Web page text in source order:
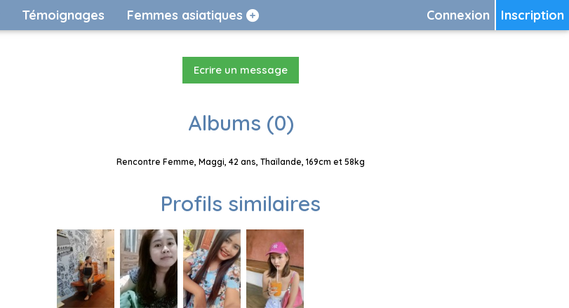
Inscription
Connexion
Témoignages Femmes asiatiques
Ecrire un message
Albums (0)
Rencontre Femme, Maggi, 42 ans, Thaïlande, 169cm et 58kg
Profils similaires